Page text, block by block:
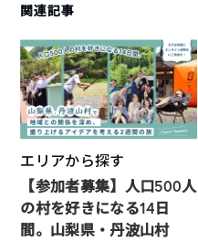
関連記事
エリアから探す
【参加者募集】人口500人
の村を好きになる14日
間。山梨県・丹波山村